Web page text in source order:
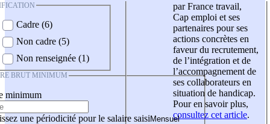
Cadre (6)
Non cadre (5)
Non renseignée (1)
BRUT MINIMUM
minimum
une périodicité pour le salaire saisi
par France travail,
Cap emploi et ses
partenaires pour ses
actions concrètes en
faveur du recrutement,
de l’intégration et de
l’accompagnement de
ses collaborateurs en
situation de handicap.
Pour en savoir plus,
consultez cet article.